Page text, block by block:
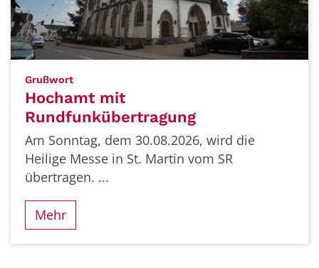
Grußwort:
Hochamt mit
Rundfunkübertragung
Am Sonntag, dem 30.08.2026, wird die
Heilige Messe in St. Martin vom SR
übertragen. ...
Mehr